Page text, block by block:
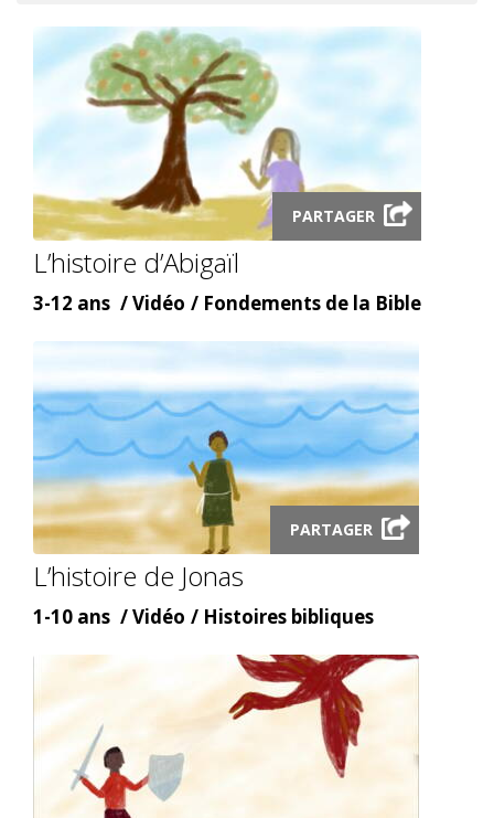
Launch
video
modal
PARTAGER
L’histoire d’Abigaïl
Âge
3-12 ans
Content
Vidéo
Content
Fondements de la Bible
Launch
video
modal
PARTAGER
L’histoire de Jonas
Âge
1-10 ans
Content
Vidéo
Content
Histoires bibliques